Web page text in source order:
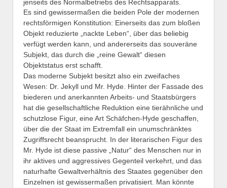
jenseits des Normalbetriebs des Rechtsapparats.
Es sind gewissermaßen die beiden Pole der modernen
rechtsförmigen Konstitution: Einerseits das zum bloßen
Objekt reduzierte „nackte Leben“, über das beliebig
verfügt werden kann, und andererseits das souveräne
Subjekt, das durch die „reine Gewalt“ diesen
Objektstatus erst schafft.
Das moderne Subjekt besitzt also ein zweifaches
Wesen: Dr. Jekyll und Mr. Hyde. Hinter der Fassade des
biederen und anerkannten Arbeits- und Staatsbürgers
hat die gesellschaftliche Reduktion eine tierähnliche und
schutzlose Figur, eine Art Schäfchen-Hyde geschaffen,
über die der Staat im Extremfall ein unumschränktes
Zugriffsrecht beansprucht. In der literarischen Figur des
Mr. Hyde ist diese passive „Natur“ des Menschen nur in
ihr aktives und aggressives Gegenteil verkehrt, und das
naturhafte Gewaltverhältnis des Staates gegenüber den
Einzelnen ist gewissermaßen privatisiert. Man könnte